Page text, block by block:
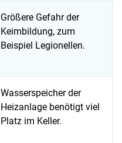
Größere Gefahr der
Keimbildung, zum
Beispiel Legionellen.
Wasserspeicher der
Heizanlage benötigt viel
Platz im Keller.